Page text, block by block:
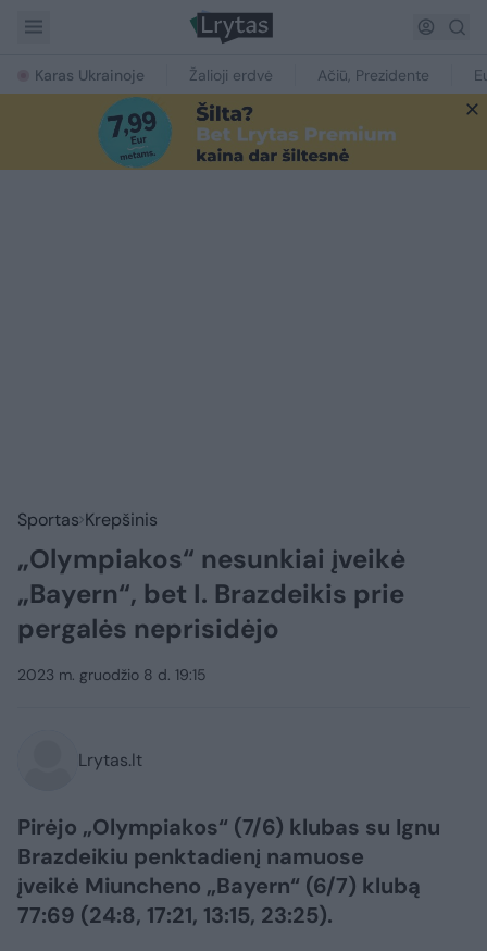
Karas Ukrainoje Žalioji erdvė Ačiū, Prezidente
Sportas Krepšinis
„Olympiakos“ nesunkiai įveikė
„Bayern“, bet I. Brazdeikis prie
pergalės neprisidėjo
2023 m. gruodžio 8 d. 19:15
Lrytas.lt
Pirėjo „Olympiakos“ (7/6) klubas su Ignu
Brazdeikiu penktadienį namuose
įveikė Miuncheno „Bayern“ (6/7) klubą
77:69 (24:8, 17:21, 13:15, 23:25).